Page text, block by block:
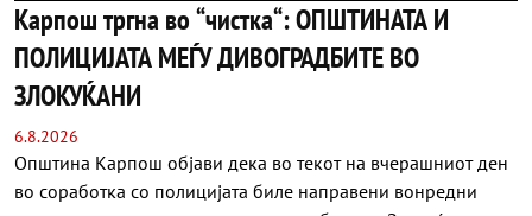
Карпош тргна во “чистка“: ОПШТИНАТА И
ПОЛИЦИЈАТА МЕЃУ ДИВОГРАДБИТЕ ВО
ЗЛОКУЌАНИ
6.8.2026
Општина Карпош објави дека во текот на вчерашниот ден
во соработка со полицијата биле направени вонредни